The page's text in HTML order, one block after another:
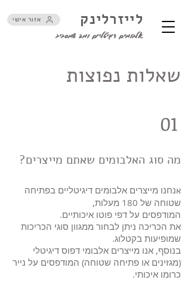
אזור אישי לייזרלינק
אלבומים דיגיטליים ומה שמסביב
שאלות נפוצות
01
מה סוג האלבומים שאתם מייצרים?
אנחנו מייצרים אלבומים דיגיטליים בפתיחה
שטוחה של 180 מעלות,
המודפסים על דפי פוטו איכותיים.
את הכריכה ניתן לבחור ממגוון סוגי הכריכות
שמופיעות בקטלוג.
בנוסף, אנו מייצרים אלבומי דפוס דיגיטלי
(מגזינים או פתיחה שטוחה) המודפסים על נייר
כרומו איכותי.